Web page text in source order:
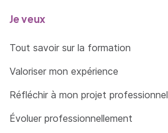
Je veux
Tout savoir sur la formation
Valoriser mon expérience
Réfléchir à mon projet professionnel
Évoluer professionnellement